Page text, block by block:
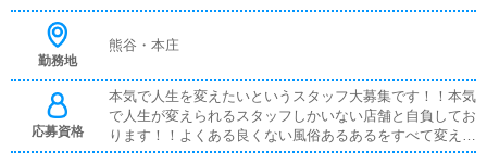
勤務地
熊谷・本庄
応募資格
本気で人生を変えたいというスタッフ大募集です！！本気
で人生が変えられるスタッフしかいない店舗と自負してお
ります！！よくある良くない風俗あるあるをすべて変えて
いくことは宣言いたします！！！応募資格は上記をみたせ